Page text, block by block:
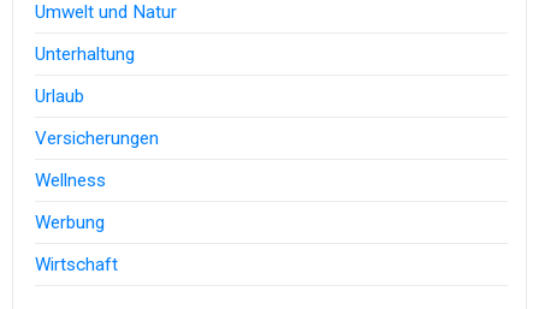
Umwelt und Natur
Unterhaltung
Urlaub
Versicherungen
Wellness
Werbung
Wirtschaft